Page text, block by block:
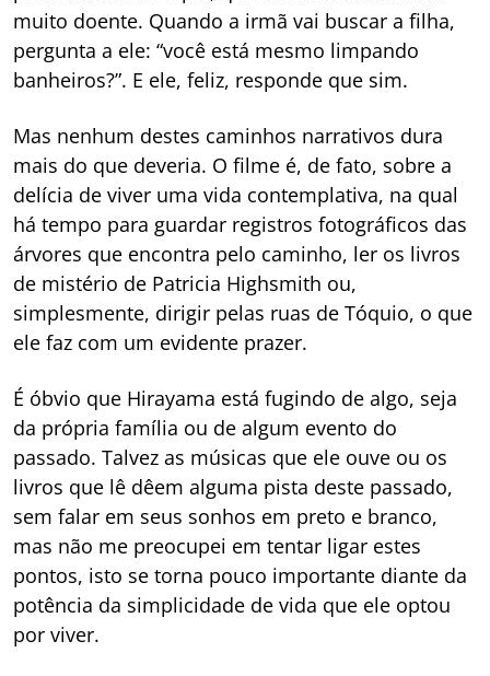
muito doente. Quando a irmã vai buscar a filha,
pergunta a ele: “você está mesmo limpando
banheiros?”. E ele, feliz, responde que sim.
Mas nenhum destes caminhos narrativos dura
mais do que deveria. O filme é, de fato, sobre a
delícia de viver uma vida contemplativa, na qual
há tempo para guardar registros fotográficos das
árvores que encontra pelo caminho, ler os livros
de mistério de Patricia Highsmith ou,
simplesmente, dirigir pelas ruas de Tóquio, o que
ele faz com um evidente prazer.
É óbvio que Hirayama está fugindo de algo, seja
da própria família ou de algum evento do
passado. Talvez as músicas que ele ouve ou os
livros que lê dêem alguma pista deste passado,
sem falar em seus sonhos em preto e branco,
mas não me preocupei em tentar ligar estes
pontos, isto se torna pouco importante diante da
potência da simplicidade de vida que ele optou
por viver.